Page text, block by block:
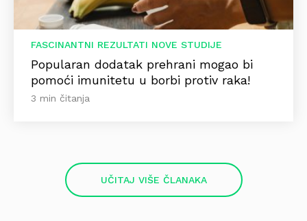
FASCINANTNI REZULTATI NOVE STUDIJE
Popularan dodatak prehrani mogao bi
pomoći imunitetu u borbi protiv raka!
3 min čitanja
UČITAJ VIŠE ČLANAKA